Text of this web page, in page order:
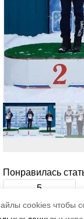
cookies чтобы
Понравилась
5